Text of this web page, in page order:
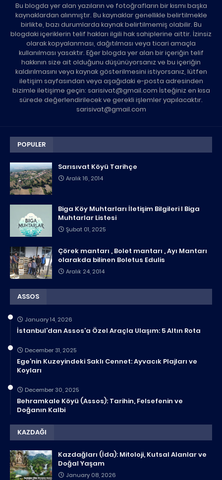
Bu blogda yer alan yazıların ve fotoğrafların bir kısmı başka
kaynaklardan alınmıştır. Bu kaynaklar genellikle belirtilmekle
birlikte, bazı durumlarda kaynak belirtilmemiş olabilir. Bu
blogdaki içeriklerin telif hakları ilgili hak sahiplerine aittir. İzinsiz
olarak kopyalanması, dağıtılması veya ticari amaçla
kullanılması yasaktır. Eğer blogda yer alan bir içeriğin telif
hakkının size ait olduğunu düşünüyorsanız ve bu içeriğin
kaldırılmasını veya kaynak gösterilmesini istiyorsanız, lütfen
iletişim sayfasından veya aşağıdaki e-posta adresinden
bizimle iletişime geçin: sarisivat@gmail.com İsteğiniz en kısa
sürede değerlendirilecek ve gerekli işlemler yapılacaktır.
sarisivat@gmail.com
POPULER
Sarısıvat Köyü Tarihçe
Aralık 16, 2014
Biga Köy Muhtarları İletişim Bilgileri I Biga
Muhtarlar Listesi
Şubat 01, 2025
Çörek mantarı , Bolet mantarı , Ayı Mantarı
olarakda bilinen Boletus Edulis
Aralık 24, 2014
ASSOS
January 14, 2026
İstanbul’dan Assos’a Özel Araçla Ulaşım: 5 Altın Rota
December 31, 2025
Ege’nin Kuzeyindeki Saklı Cennet: Ayvacık Plajları ve
Koyları
December 30, 2025
Behramkale Köyü (Assos): Tarihin, Felsefenin ve
Doğanın Kalbi
KAZDAĞI
Kazdağları (İda): Mitoloji, Kutsal Alanlar ve
Doğal Yaşam
January 08, 2026